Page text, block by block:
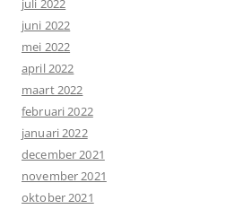
juni 2022
mei 2022
april 2022
maart 2022
februari 2022
januari 2022
december 2021
november 2021
oktober 2021